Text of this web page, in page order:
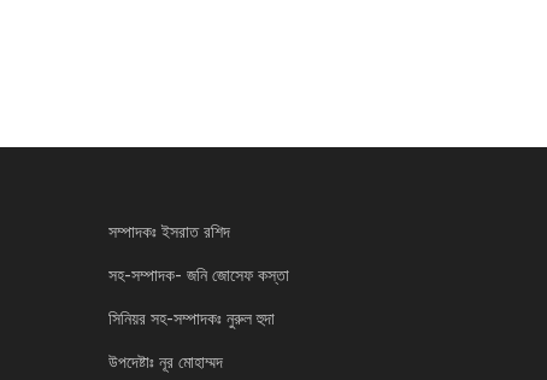
সম্পাদকঃ ইসরাত রশিদ
সহ-সম্পাদক- জনি জোসেফ কস্তা
সিনিয়র সহ-সম্পাদকঃ নুরুল হুদা
উপদেষ্টাঃ নূর মোহাম্মদ